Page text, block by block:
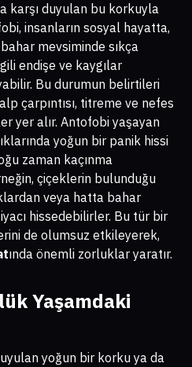
karşı duyulan bu korkuyla
insanların sosyal hayatta,
mevsiminde sıkça
endişe ve kaygılar
Bu durumun belirtileri
çarpıntısı, titreme ve nefes
yer alır. Antofobi yaşayan
yoğun bir panik hissi
zaman kaçınma
çiçeklerin bulunduğu
veya hatta bahar
hissedebilirler. Bu tür bir
de olumsuz etkileyerek,
ında önemli zorluklar yaratır.
Yaşamdaki
yoğun bir korku ya da